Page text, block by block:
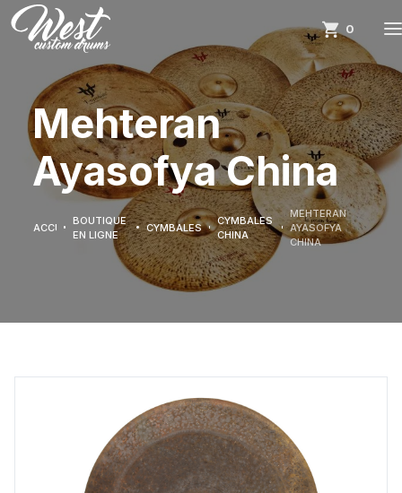
0
Mehteran
Ayasofya China
ACCUEIL
BOUTIQUE
EN LIGNE
CYMBALES
CYMBALES
CHINA
MEHTERAN
AYASOFYA
CHINA